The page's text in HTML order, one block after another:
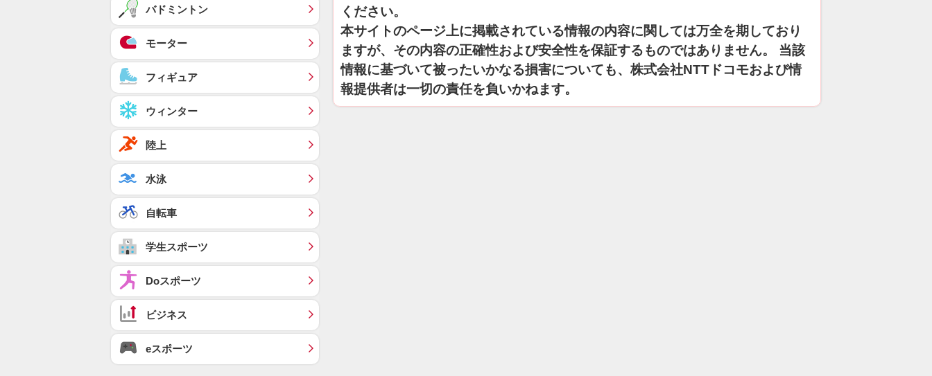
ください。
本サイトのページ上に掲載されている情報の内容に関しては万全を期しており
ますが、その内容の正確性および安全性を保証するものではありません。 当該
情報に基づいて被ったいかなる損害についても、株式会社NTTドコモおよび情
報提供者は一切の責任を負いかねます。
バドミントン
モーター
フィギュア
ウィンター
陸上
水泳
自転車
学生スポーツ
Doスポーツ
ビジネス
eスポーツ